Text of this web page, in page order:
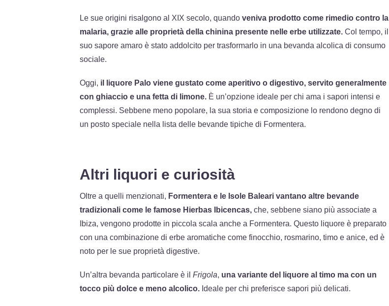
Le sue origini risalgono al XIX secolo, quando veniva prodotto come rimedio contro la
malaria, grazie alle proprietà della chinina presente nelle erbe utilizzate. Col tempo, il
suo sapore amaro è stato addolcito per trasformarlo in una bevanda alcolica di consumo
sociale.
Oggi, il liquore Palo viene gustato come aperitivo o digestivo, servito generalmente
con ghiaccio e una fetta di limone. È un’opzione ideale per chi ama i sapori intensi e
complessi. Sebbene meno popolare, la sua storia e composizione lo rendono degno di
un posto speciale nella lista delle bevande tipiche di Formentera.
Altri liquori e curiosità
Oltre a quelli menzionati, Formentera e le Isole Baleari vantano altre bevande
tradizionali come le famose Hierbas Ibicencas, che, sebbene siano più associate a
Ibiza, vengono prodotte in piccola scala anche a Formentera. Questo liquore è preparato
con una combinazione di erbe aromatiche come finocchio, rosmarino, timo e anice, ed è
noto per le sue proprietà digestive.
Un’altra bevanda particolare è il Frigola, una variante del liquore al timo ma con un
tocco più dolce e meno alcolico. Ideale per chi preferisce sapori più delicati.